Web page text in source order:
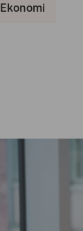
Ekonomi